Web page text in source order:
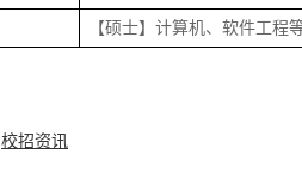
【硕士】计算机、软件工程
校招资讯